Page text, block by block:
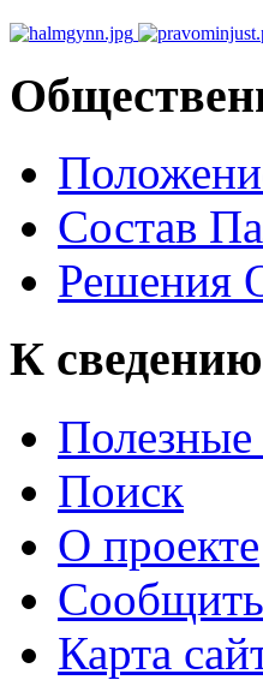
Состав
Решения
К сведению
Поиск
О проекте
Сообщить
Карта